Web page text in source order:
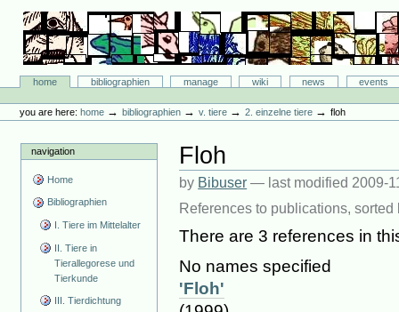
content.
navigation
Bibliographie-Portal
Sectionshome bibliographien manage wiki news
events
tools
you are here: home →bibliographien →v. tiere →2. einzelne tiere →floh
navigation
Home
Bibliographien
I. Tiere im Mittelalter
II. Tiere in
Tierallegorese und
Tierkunde
III. Tierdichtung
Floh
by Bibuser — last modified 2009-
References to publications, sorted
There are 3 references in
No names specified
'Floh'